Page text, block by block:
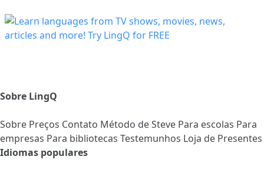
Sobre LingQ
Sobre Preços Contato Método de Steve Para escolas Para
empresas Para bibliotecas Testemunhos Loja de Presentes
Idiomas populares